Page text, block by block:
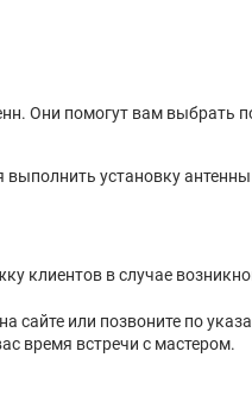
Они помогут вам выбрать
установку
клиентов в случае
сайте или позвоните по
время встречи с мастером.